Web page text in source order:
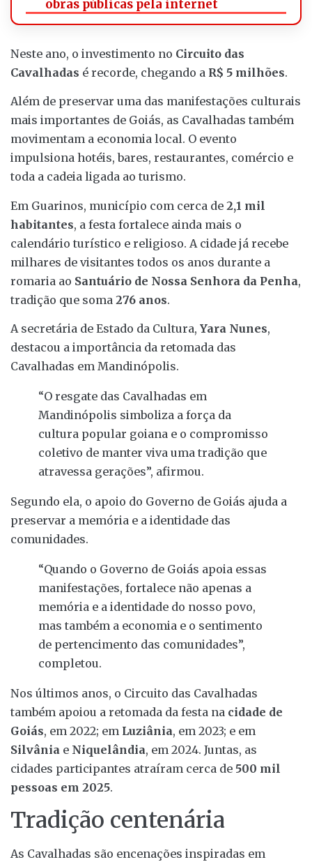
obras públicas pela internet
Neste ano, o investimento no Circuito das
Cavalhadas é recorde, chegando a R$ 5 milhões.
Além de preservar uma das manifestações culturais
mais importantes de Goiás, as Cavalhadas também
movimentam a economia local. O evento
impulsiona hotéis, bares, restaurantes, comércio e
toda a cadeia ligada ao turismo.
Em Guarinos, município com cerca de 2,1 mil
habitantes, a festa fortalece ainda mais o
calendário turístico e religioso. A cidade já recebe
milhares de visitantes todos os anos durante a
romaria ao Santuário de Nossa Senhora da Penha,
tradição que soma 276 anos.
A secretária de Estado da Cultura, Yara Nunes,
destacou a importância da retomada das
Cavalhadas em Mandinópolis.
“O resgate das Cavalhadas em
Mandinópolis simboliza a força da
cultura popular goiana e o compromisso
coletivo de manter viva uma tradição que
atravessa gerações”, afirmou.
Segundo ela, o apoio do Governo de Goiás ajuda a
preservar a memória e a identidade das
comunidades.
“Quando o Governo de Goiás apoia essas
manifestações, fortalece não apenas a
memória e a identidade do nosso povo,
mas também a economia e o sentimento
de pertencimento das comunidades”,
completou.
Nos últimos anos, o Circuito das Cavalhadas
também apoiou a retomada da festa na cidade de
Goiás, em 2022; em Luziânia, em 2023; e em
Silvânia e Niquelândia, em 2024. Juntas, as
cidades participantes atraíram cerca de 500 mil
pessoas em 2025.
Tradição centenária
As Cavalhadas são encenações inspiradas em